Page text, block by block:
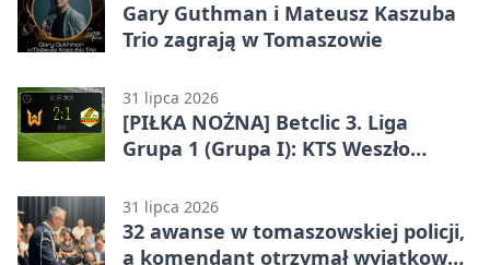
Gary Guthman i Mateusz Kaszuba
Trio zagrają w Tomaszowie
31 lipca 2026
[PIŁKA NOŻNA] Betclic 3. Liga
Grupa 1 (Grupa I): KTS Weszło
Mazowiecki 2:1
31 lipca 2026
32 awanse w tomaszowskiej policji,
a komendant otrzymał wyjątkowy